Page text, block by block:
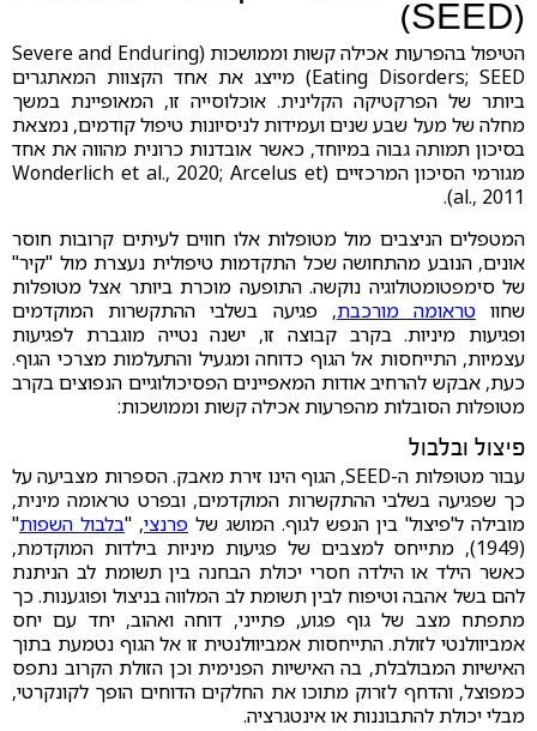
(SEED)
הטיפול בהפרעות אכילה קשות וממושכות (Severe and Enduring
Eating Disorders; SEED) מייצג את אחד הקצוות המאתגרים
ביותר של הפרקטיקה הקלינית. אוכלוסייה זו, המאופיינת במשך
מחלה של מעל שבע שנים ועמידות לניסיונות טיפול קודמים, נמצאת
בסיכון תמותה גבוה במיוחד, כאשר אובדנות כרונית מהווה את אחד
מגורמי הסיכון המרכזיים (Wonderlich et al., 2020; Arcelus et
al., 2011).
המטפלים הניצבים מול מטופלות אלו חווים לעיתים קרובות חוסר
אונים, הנובע מהתחושה שכל התקדמות טיפולית נעצרת מול "קיר"
של סימפטומטולוגיה נוקשה. התופעה מוכרת ביותר אצל מטופלות
שחווטראומה מורכבת, פגיעה בשלבי ההתקשרות המוקדמים
ופגיעות מיניות. בקרב קבוצה זו, ישנה נטייה מוגברת לפגיעות
עצמיות, התייחסות אל הגוף כדוחה ומגעיל והתעלמות מצרכי הגוף.
כעת, אבקש להרחיב אודות המאפיינים הפסיכולוגיים הנפוצים בקרב
מטופלות הסובלות מהפרעות אכילה קשות וממושכות:
פיצול ובלבול
עבור מטופלות ה-SEED, הגוף הינו זירת מאבק. הספרות מצביעה על
כך שפגיעה בשלבי ההתקשרות המוקדמים, ובפרט טראומה מינית,
מובילה ל'פיצול' בין הנפש לגוף. המושג של פרנצי, "בלבול השפות"
(1949), מתייחס למצבים של פגיעות מיניות בילדות המוקדמת,
כאשר הילד או הילדה חסרי יכולת הבחנה בין תשומת לב הניתנת
להם בשל אהבה וטיפוח לבין תשומת לב המלווה בניצול ופוגענות. כך
מתפתח מצב של גוף פגוע, פתייני, דוחה ואהוב, יחד עם יחס
אמביוולנטי לזולת. התייחסות אמביוולנטית זו אל הגוף נטמעת בתוך
האישיות המבולבלת, בה האישיות הפנימית וכן הזולת הקרוב נתפס
כמפוצל, והדחף לזרוק מתוכו את החלקים הדוחים הופך לקונקרטי,
מבלי יכולת להתבוננות או אינטגרציה.